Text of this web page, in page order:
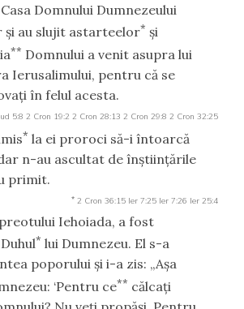
Domnului Dumnezeului
au slujit astarteelor* şi
** Domnului a venit asupra lui
Ierusalimului, pentru că se
în felul acesta.
5:8 2 Cron 19:2 2 Cron 28:13 2 Cron 29:8 2 Cron 32:25
* la ei proroci să-i întoarcă
n-au ascultat de înştiinţările
primit.
* 2 Cron 36:15 Ier 7:25 Ier 7:26 Ier 25:4
Iehoiada, a fost
* lui Dumnezeu. El s-a
poporului şi i-a zis: „Aşa
‘Pentru ce** călcaţi